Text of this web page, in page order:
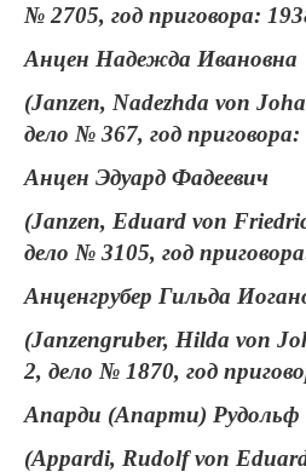
№ 2705, год приговора:
Анцен Надежда Ивановна
(Janzen, Nadezhda von
дело № 367, год приговора:
Анцен Эдуард Фадеевич
(Janzen, Eduard von
дело № 3105, год
Анценгрубер Гильда
(Janzengruber, Hilda von
2, дело № 1870, год
Апарди (Апарти) Рудольф
(Appardi, Rudolf von